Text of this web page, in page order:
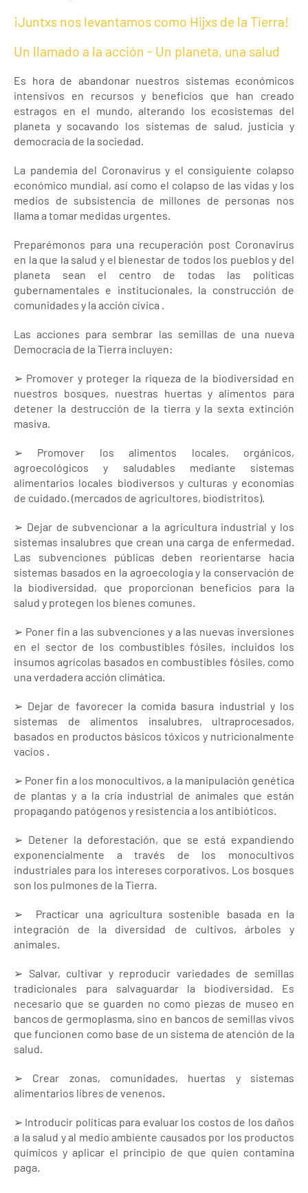
¡Juntxs nos levantamos como Hijxs de la Tierra!
Un llamado a la acción - Un planeta, una salud
Es hora de abandonar nuestros sistemas económicos
intensivos en recursos y beneficios que han creado
estragos en el mundo, alterando los ecosistemas del
planeta y socavando los sistemas de salud, justicia y
democracia de la sociedad.
La pandemia del Coronavirus y el consiguiente colapso
económico mundial, así como el colapso de las vidas y los
medios de subsistencia de millones de personas nos
llama a tomar medidas urgentes.
Preparémonos para una recuperación post Coronavirus
en la que la salud y el bienestar de todos los pueblos y del
planeta sean el centro de todas las políticas
gubernamentales e institucionales, la construcción de
comunidades y la acción cívica .
Las acciones para sembrar las semillas de una nueva
Democracia de la Tierra incluyen:
➢ Promover y proteger la riqueza de la biodiversidad en
nuestros bosques, nuestras huertas y alimentos para
detener la destrucción de la tierra y la sexta extinción
masiva.
➢ Promover los alimentos locales, orgánicos,
agroecológicos y saludables mediante sistemas
alimentarios locales biodiversos y culturas y economías
de cuidado. (mercados de agricultores, biodistritos).
➢ Dejar de subvencionar a la agricultura industrial y los
sistemas insalubres que crean una carga de enfermedad.
Las subvenciones públicas deben reorientarse hacia
sistemas basados en la agroecología y la conservación de
la biodiversidad, que proporcionan beneficios para la
salud y protegen los bienes comunes.
➢ Poner fin a las subvenciones y a las nuevas inversiones
en el sector de los combustibles fósiles, incluidos los
insumos agrícolas basados en combustibles fósiles, como
una verdadera acción climática.
➢ Dejar de favorecer la comida basura industrial y los
sistemas de alimentos insalubres, ultraprocesados,
basados en productos básicos tóxicos y nutricionalmente
vacíos .
➢ Poner fin a los monocultivos, a la manipulación genética
de plantas y a la cría industrial de animales que están
propagando patógenos y resistencia a los antibióticos.
➢ Detener la deforestación, que se está expandiendo
exponencialmente a través de los monocultivos
industriales para los intereses corporativos. Los bosques
son los pulmones de la Tierra.
➢ Practicar una agricultura sostenible basada en la
integración de la diversidad de cultivos, árboles y
animales.
➢ Salvar, cultivar y reproducir variedades de semillas
tradicionales para salvaguardar la biodiversidad. Es
necesario que se guarden no como piezas de museo en
bancos de germoplasma, sino en bancos de semillas vivos
que funcionen como base de un sistema de atención de la
salud.
➢ Crear zonas, comunidades, huertas y sistemas
alimentarios libres de venenos.
➢ Introducir políticas para evaluar los costos de los daños
a la salud y al medio ambiente causados por los productos
químicos y aplicar el principio de que quien contamina
paga.